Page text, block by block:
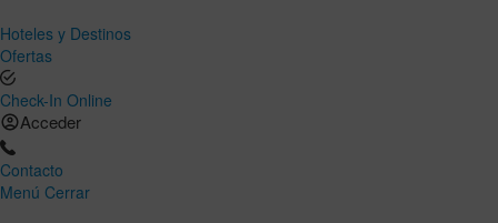
Hoteles y Destinos
Ofertas
Check-In Online
Acceder
Contacto
Menú Cerrar